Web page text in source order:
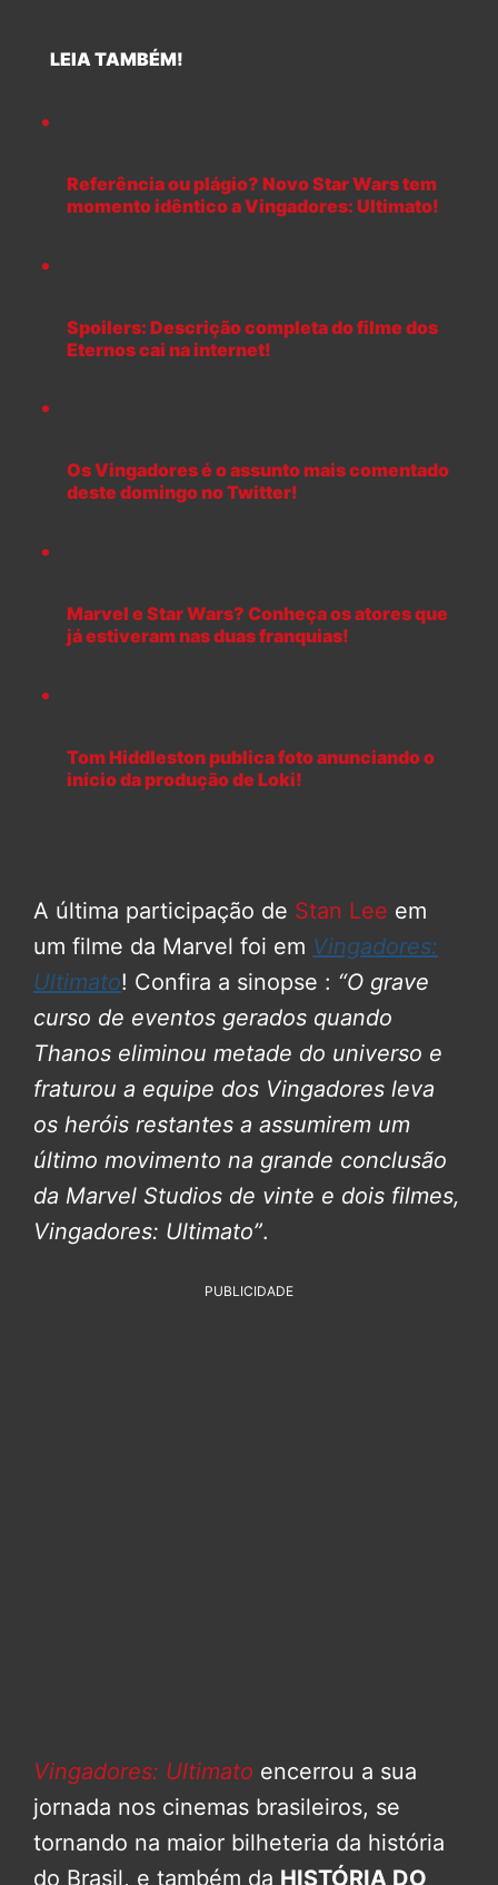
LEIA TAMBÉM!
Referência ou plágio? Novo Star Wars tem
momento idêntico a Vingadores: Ultimato!
Spoilers: Descrição completa do filme dos
Eternos cai na internet!
Os Vingadores é o assunto mais comentado
deste domingo no Twitter!
Marvel e Star Wars? Conheça os atores que
já estiveram nas duas franquias!
Tom Hiddleston publica foto anunciando o
início da produção de Loki!
A última participação de Stan Lee em
um filme da Marvel foi em Vingadores:
Ultimato! Confira a sinopse : “O grave
curso de eventos gerados quando
Thanos eliminou metade do universo e
fraturou a equipe dos Vingadores leva
os heróis restantes a assumirem um
último movimento na grande conclusão
da Marvel Studios de vinte e dois filmes,
Vingadores: Ultimato”.
PUBLICIDADE
Vingadores: Ultimato encerrou a sua
jornada nos cinemas brasileiros, se
tornando na maior bilheteria da história
do Brasil, e também da HISTÓRIA DO